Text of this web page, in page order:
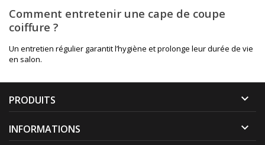
Comment entretenir une cape de coupe
coiffure ?
Un entretien régulier garantit l’hygiène et prolonge leur durée de vie
en salon.
PRODUITS 
INFORMATIONS 